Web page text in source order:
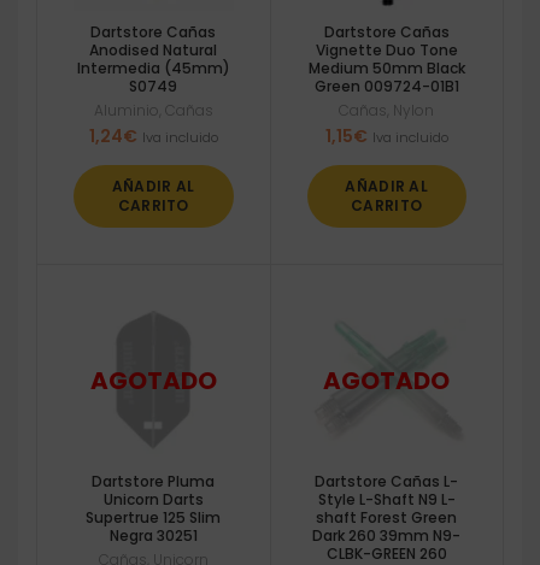
Dartstore Cañas
Anodised Natural
Intermedia (45mm)
S0749
Aluminio Cañas
1,24€ Iva incluido
AÑADIR AL
CARRITO
Dartstore Cañas
Vignette Duo Tone
Medium 50mm Black
Green 009724-01B1
Cañas Nylon
1,15€ Iva incluido
AÑADIR AL
CARRITO
Dartstore Pluma
Unicorn Darts
Supertrue 125 Slim
Negra 30251
Cañas Unicorn
Dartstore Cañas L-
Style L-Shaft N9 L-
shaft Forest Green
Dark 260 39mm N9-
CLBK-GREEN 260